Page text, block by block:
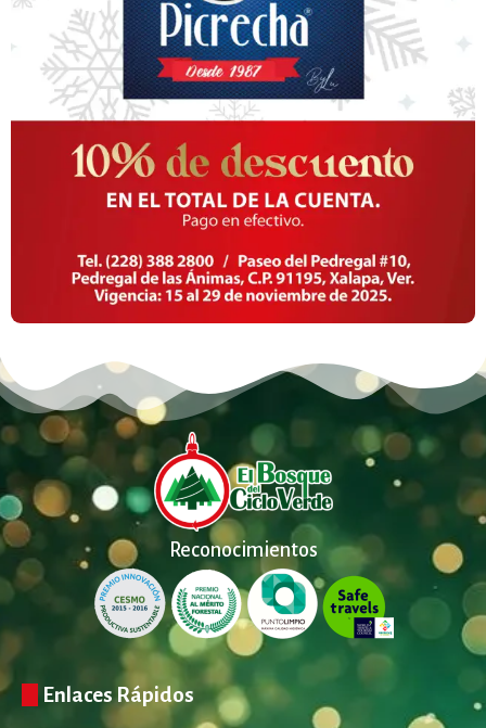
Reconocimientos
Enlaces Rápidos